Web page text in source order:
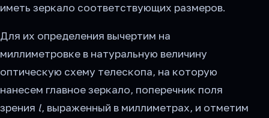
иметь зеркало соответствующих размеров.
Для их определения вычертим на
миллиметровке в натуральную величину
оптическую схему телескопа, на которую
нанесем главное зеркало, поперечник поля
зрения l, выраженный в миллиметрах, и отметим